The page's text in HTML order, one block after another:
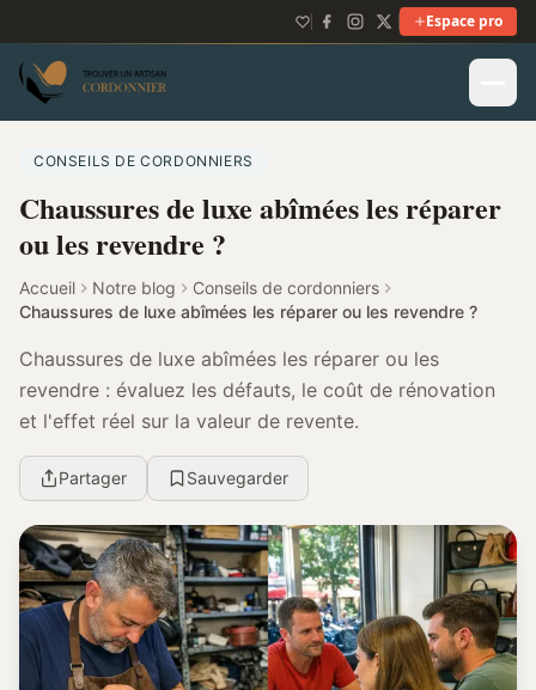
Espace pro
CONSEILS DE CORDONNIERS
Chaussures de luxe abîmées les réparer
ou les revendre ?
Accueil Notre blog
Conseils de cordonniers
Chaussures de luxe abîmées les réparer ou les revendre ?
Chaussures de luxe abîmées les réparer ou les
revendre : évaluez les défauts, le coût de rénovation
et l'effet réel sur la valeur de revente.
Partager Sauvegarder